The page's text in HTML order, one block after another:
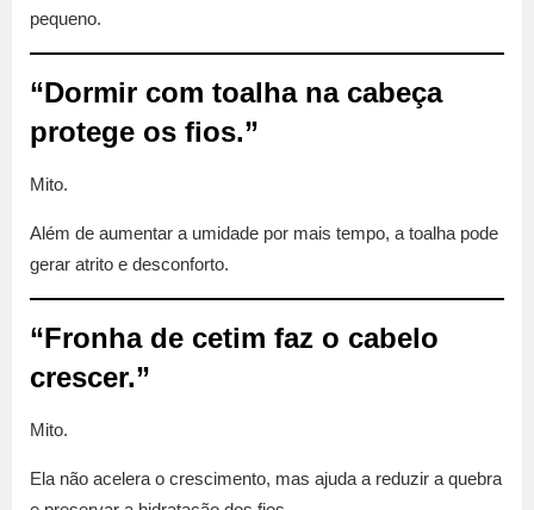
pequeno.
“Dormir com toalha na cabeça
protege os fios.”
Mito.
Além de aumentar a umidade por mais tempo, a toalha pode
gerar atrito e desconforto.
“Fronha de cetim faz o cabelo
crescer.”
Mito.
Ela não acelera o crescimento, mas ajuda a reduzir a quebra